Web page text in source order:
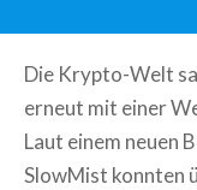
Die Krypto-Welt
erneut mit einer
Laut einem neuen
SlowMist konnten